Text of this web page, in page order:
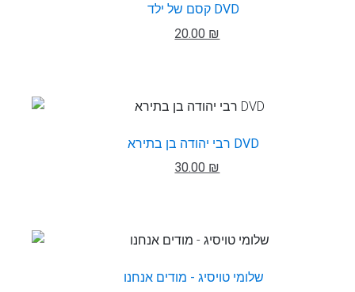
קסם של ילד DVD
20.00 ₪
רבי יהודה בן בתירא DVD
30.00 ₪
שלומי טויסיג - מודים אנחנו